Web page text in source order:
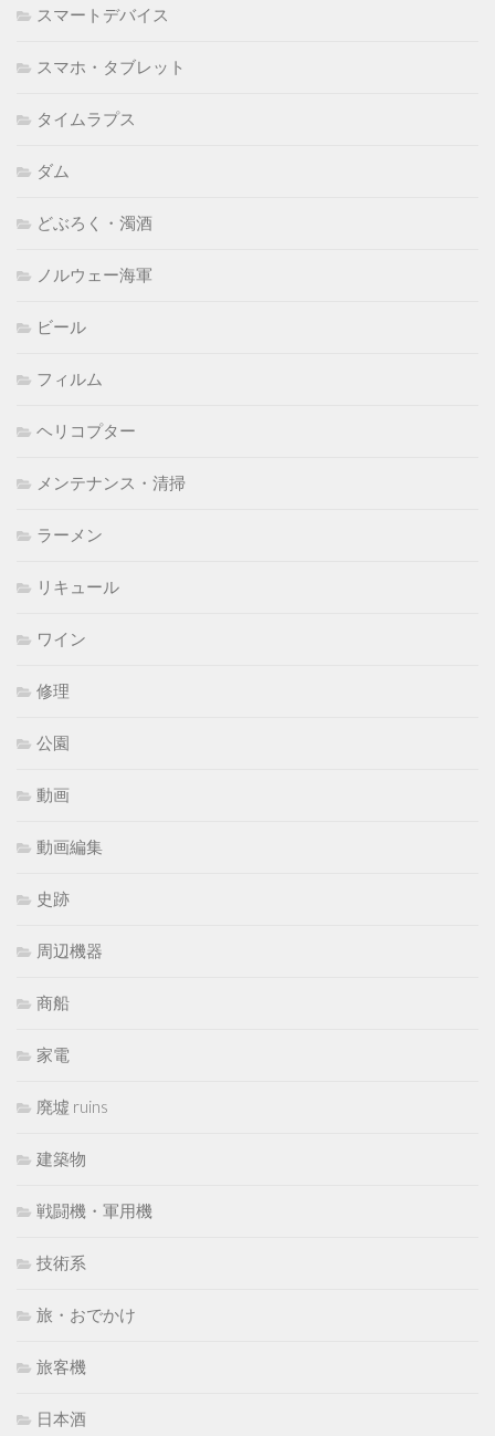
スマートデバイス
スマホ・タブレット
タイムラプス
ダム
どぶろく・濁酒
ノルウェー海軍
ビール
フィルム
ヘリコプター
メンテナンス・清掃
ラーメン
リキュール
ワイン
修理
公園
動画
動画編集
史跡
周辺機器
商船
家電
廃墟 ruins
建築物
戦闘機・軍用機
技術系
旅・おでかけ
旅客機
日本酒